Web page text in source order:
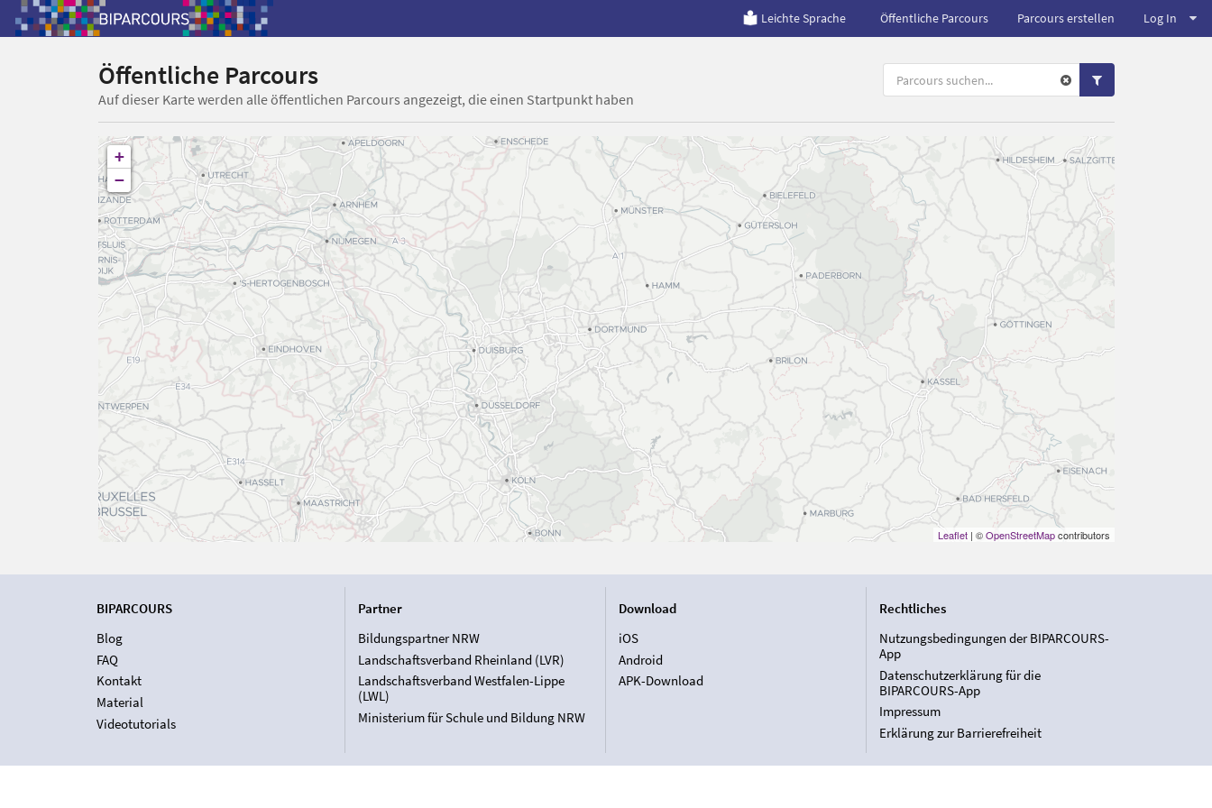
Leichte Sprache Öffentliche Parcours Parcours erstellen Log In
Öffentliche Parcours
Auf dieser Karte werden alle öffentlichen Parcours angezeigt, die einen Startpunkt haben
+
−
Leaflet| ©OpenStreetMapcontributors
BIPARCOURS
Blog
FAQ
Kontakt
Material
Videotutorials
Partner
Bildungspartner NRW
Landschaftsverband Rheinland (LVR)
Landschaftsverband Westfalen-Lippe
(LWL)
Ministerium für Schule und Bildung NRW
Download
iOS
Android
APK-Download
Rechtliches
Nutzungsbedingungen der BIPARCOURS-
App
Datenschutzerklärung für die
BIPARCOURS-App
Impressum
Erklärung zur Barrierefreiheit